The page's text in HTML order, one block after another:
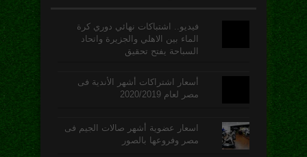
فيديو.. اشتباكات نهائي دوري كرة
الماء بين الاهلي والجزيرة واتحاد
السباحة يفتح تحقيق
أسعار اشتراكات أشهر الأندية فى
مصر لعام 2020/2019
اسعار عضوية أشهر صالات الجيم فى
مصر وفروعها بالصور